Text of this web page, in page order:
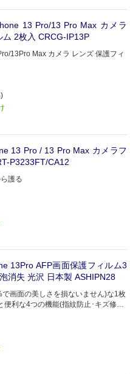
13 Pro/13 Pro Max カメラ
ム 2枚入 CRCG-IP13P
13Pro Max カメラ レンズ 保護フィ
13 Pro / 13 Pro Max カメラフ
P3233FT/CA12
護る
13Pro AFP画面保護フィルム3
消失 光沢 日本製 ASHIPN28
画面の美しさを損ないません)な1枚
便利な4つの機能(指紋防止･キズ修
約したフィルムです｡